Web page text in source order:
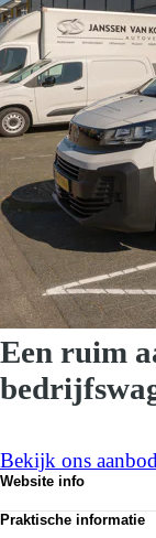
Een ruim
Bekijk ons aanbod
Website info
Disclaimer
Praktische informatie